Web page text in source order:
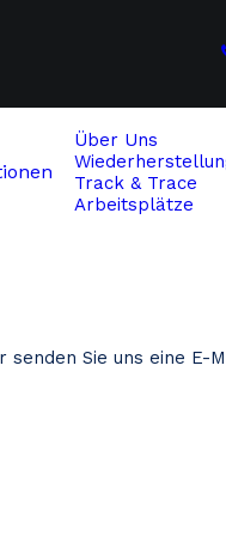
Über Uns
Track & Trace
Arbeitsplätze
Sie uns eine E-